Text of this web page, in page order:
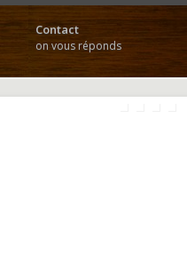
Contact
on vous réponds